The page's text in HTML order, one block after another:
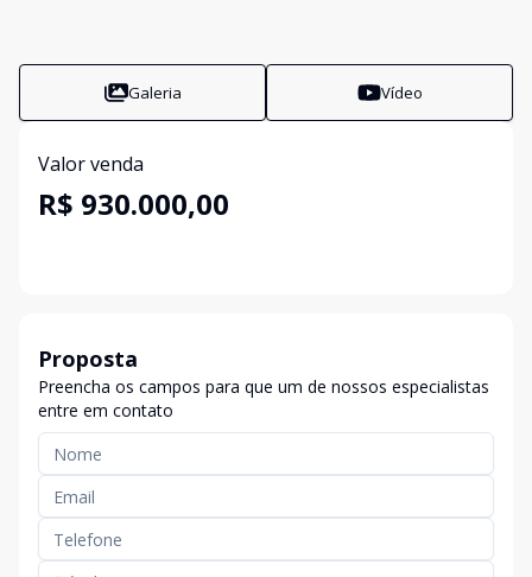
Galeria Vídeo
Valor venda
R$ 930.000,00
Proposta
Preencha os campos para que um de nossos especialistas
entre em contato